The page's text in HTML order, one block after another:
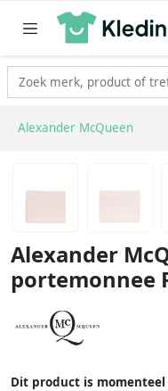
Alexander McQueen
Alexander
portemonnee
Dit product is